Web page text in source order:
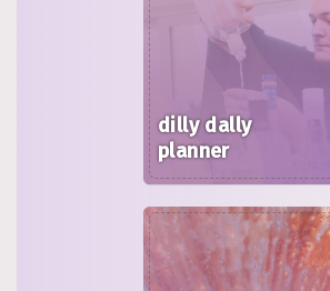
dilly dally
planner